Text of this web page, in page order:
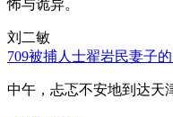
怖与诡异。
刘二敏
709被捕人士翟岩民妻子
中午，忐忑不安地到达天